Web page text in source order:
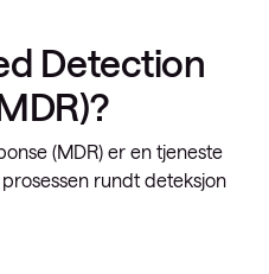
Detection
(MDR) er en tjeneste
rundt deteksjon